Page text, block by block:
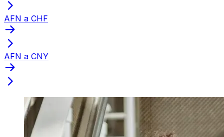
AFN a CHF
AFN a CNY